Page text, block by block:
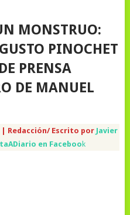
MONSTRUO:
PINOCHET
PRENSA
DE MANUEL
Redacción/ Escrito por Javier
en Faceboo k